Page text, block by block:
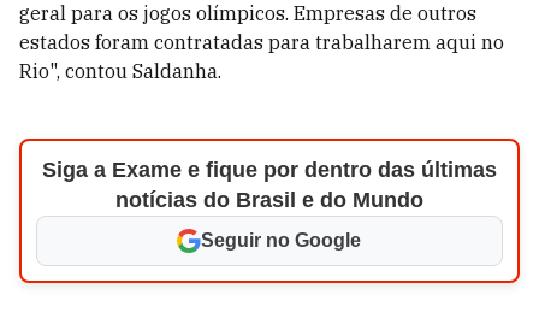
geral para os jogos olímpicos. Empresas de outros
estados foram contratadas para trabalharem aqui no
Rio", contou Saldanha.
Siga a Exame e fique por dentro das últimas
notícias do Brasil e do Mundo
Seguir no Google